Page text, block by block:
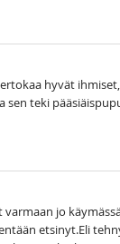
hyvät
sen teki
jo
etsinyt.Eli